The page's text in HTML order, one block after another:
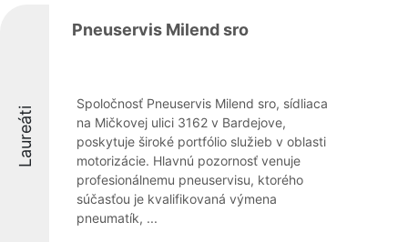
Laureáti
Pneuservis Milend sro
Spoločnosť Pneuservis Milend sro, sídliaca
na Mičkovej ulici 3162 v Bardejove,
poskytuje široké portfólio služieb v oblasti
motorizácie. Hlavnú pozornosť venuje
profesionálnemu pneuservisu, ktorého
súčasťou je kvalifikovaná výmena
pneumatík, ...